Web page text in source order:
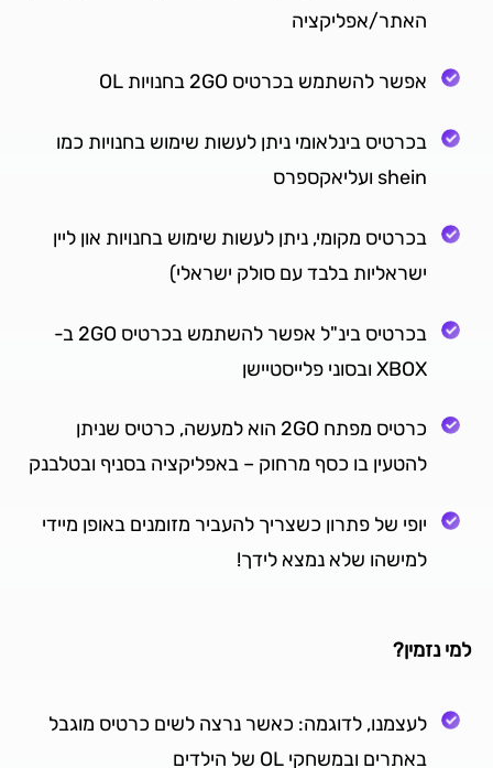
האתר/אפליקציה
אפשר להשתמש בכרטיס 2GO בחנויות OL
בכרטיס בינלאומי ניתן לעשות שימוש בחנויות כמו
shein ועליאקספרס
בכרטיס מקומי, ניתן לעשות שימוש בחנויות און ליין
ישראליות בלבד עם סולק ישראלי)
בכרטיס בינ"ל אפשר להשתמש בכרטיס 2GO ב-
XBOX ובסוני פלייסטיישן
כרטיס מפתח 2GO הוא למעשה, כרטיס שניתן
להטעין בו כסף מרחוק – באפליקציה בסניף ובטלבנק
יופי של פתרון כשצריך להעביר מזומנים באופן מיידי
למישהו שלא נמצא לידך!
למי נזמין?
לעצמנו, לדוגמה: כאשר נרצה לשים כרטיס מוגבל
באתרים ובמשחקי OL של הילדים